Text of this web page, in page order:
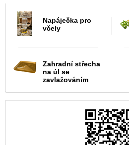
Napáječka pro
včely
Zahradní střecha
na úl se
zavlažováním